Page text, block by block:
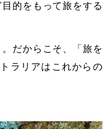
的をもって旅をする
だからこそ、「旅を
ラリアはこれからの